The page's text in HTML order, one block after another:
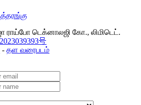
ராய்போ டெக்னாலஜி கோ., லிமிடெட்.
号
- தள வரைபடம்